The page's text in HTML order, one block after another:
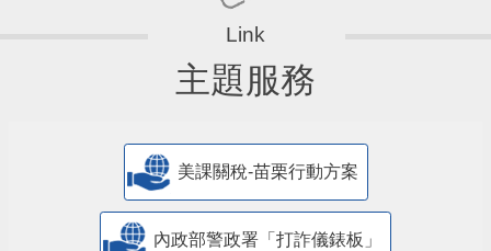
主題服務
美課關稅-苗栗行動方案
內政部警政署「打詐儀錶板」